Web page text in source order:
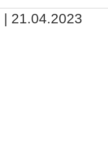
| 21.04.2023